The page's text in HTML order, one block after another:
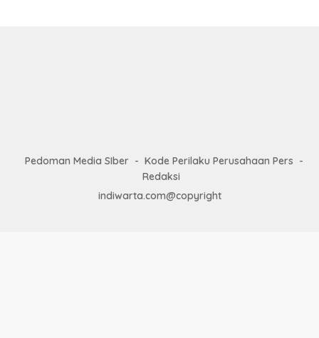
Pedoman Media SIber
Kode Perilaku Perusahaan Pers
Redaksi
indiwarta.com@copyright